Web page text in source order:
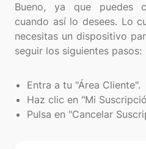
Bueno, ya que puedes
cuando así lo desees. Lo
necesitas un dispositivo
seguir los siguientes pasos:
Entra a tu "Área Cliente".
Haz clic en "Mi
Pulsa en "Cancelar